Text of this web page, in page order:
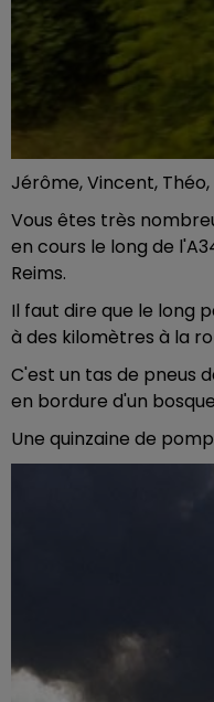
Jérôme, Vincent,
Vous êtes très
en cours le long de
Reims.
Il faut dire que le long
à des kilomètres à la
C'est un tas de pneus
en bordure d'un
Une quinzaine de